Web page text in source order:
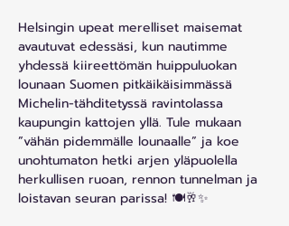
Helsingin upeat merelliset maisemat
avautuvat edessäsi, kun nautimme
yhdessä kiireettömän huippuluokan
lounaan Suomen pitkäikäisimmässä
Michelin-tähditetyssä ravintolassa
kaupungin kattojen yllä. Tule mukaan
”vähän pidemmälle lounaalle” ja koe
unohtumaton hetki arjen yläpuolella
herkullisen ruoan, rennon tunnelman ja
loistavan seuran parissa! 🍽🥂✨